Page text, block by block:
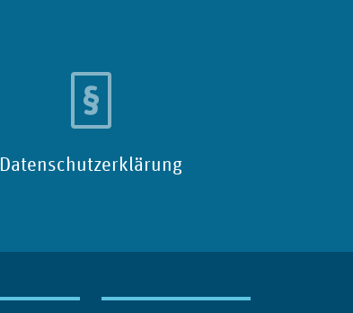
Datenschutzerklärung